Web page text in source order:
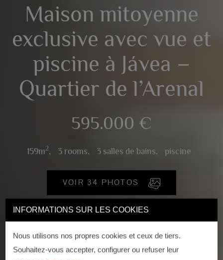
INFORMATIONS SUR LES COOKIES
Nous utilisons nos propres cookies et ceux de tiers.
Souhaitez-vous accepter, configurer ou refuser leur
Maison mitoyenne
exclusive avec vue et
piscine à Jávea –
Quartier de l’Arenal
595.000 €
159m2, 3 rooms, 3 salles de bains, piscine
VOIR 34 PHOTOS